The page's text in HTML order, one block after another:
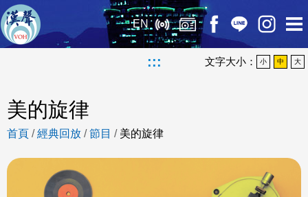
EN
::: 文字大小： 小 中 大
美的旋律
首頁 /經典回放 /節目 / 美的旋律